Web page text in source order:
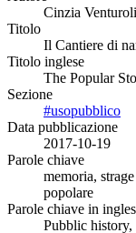
Cinzia Venturoli
Titolo
Il Cantiere di
Titolo inglese
The Popular
Sezione
#usopubblico
Data pubblicazione
2017-10-19
Parole chiave
memoria,
popolare
Parole chiave in
Pubblic history,